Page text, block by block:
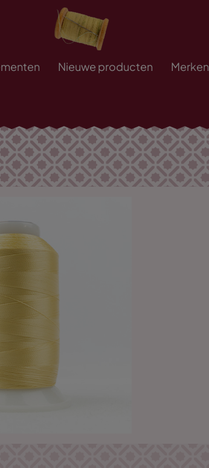
Nieuwe producten Merken